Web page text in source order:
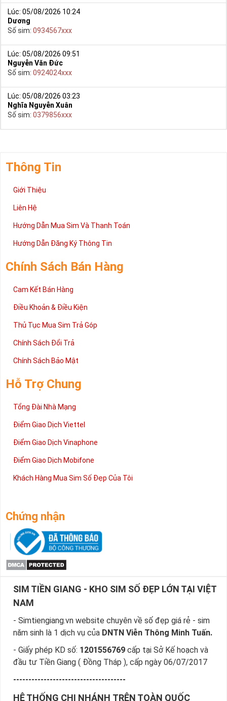
Lúc: 05/08/2026 10:24
Dương
Số sim: 0934567xxx
Lúc: 05/08/2026 09:51
Nguyễn Văn Đức
Số sim: 0924024xxx
Lúc: 05/08/2026 03:23
Nghĩa Nguyễn Xuân
Số sim: 0379856xxx
Thông Tin
Giới Thiệu
Liên Hệ
Hướng Dẫn Mua Sim Và Thanh Toán
Hướng Dẫn Đăng Ký Thông Tin
Chính Sách Bán Hàng
Cam Kết Bán Hàng
Điều Khoản & Điều Kiện
Thủ Tục Mua Sim Trả Góp
Chính Sách Đổi Trả
Chính Sách Bảo Mật
Hỗ Trợ Chung
Tổng Đài Nhà Mạng
Điểm Giao Dịch Viettel
Điểm Giao Dịch Vinaphone
Điểm Giao Dịch Mobifone
Khách Hàng Mua Sim Số Đẹp Của Tôi
Chứng nhận
SIM TIỀN GIANG - KHO SIM SỐ ĐẸP LỚN TẠI VIỆT
NAM
- Simtiengiang.vn website chuyên về số đẹp giá rẻ - sim
năm sinh là 1 dịch vụ của DNTN Viễn Thông Minh Tuấn.
- Giấy phép KD số: 1201556769 cấp tại Sở Kế hoạch và
đầu tư Tiền Giang ( Đồng Tháp ), cấp ngày 06/07/2017
-------------------------------------
HỆ THỐNG CHI NHÁNH TRÊN TOÀN QUỐC